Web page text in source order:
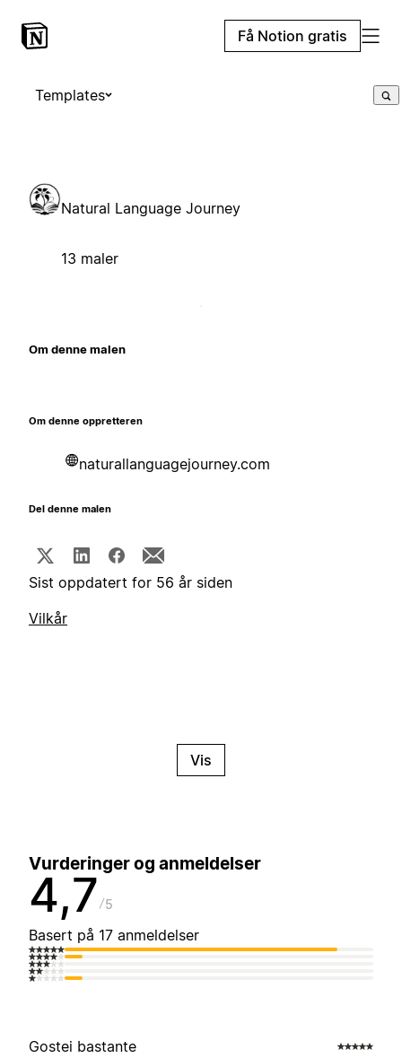
Få Notion gratis
Templates
Natural Language Journey
13 maler
Om denne malen
Om denne oppretteren
naturallanguagejourney.com
Del denne malen
Sist oppdatert for 56 år siden
Vilkår
Vis
Vurderinger og anmeldelser
4,7 5
Basert på 17 anmeldelser
Gostei bastante